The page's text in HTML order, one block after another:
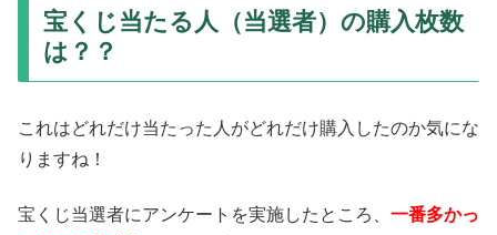
宝くじ当たる人（当選者）の購入枚数
は？？
これはどれだけ当たった人がどれだけ購入したのか気にな
りますね！
宝くじ当選者にアンケートを実施したところ、 一番多かっ